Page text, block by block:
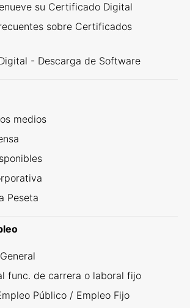
su Certificado Digital
sobre Certificados
- Descarga de Software
medios
Peseta
func. de carrera o laboral fijo
Público / Empleo Fijo